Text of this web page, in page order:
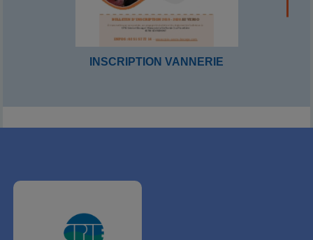
INSCRIPTION VANNERIE